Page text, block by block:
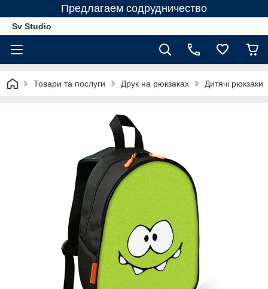
Предлагаем содрудничество
Sv Studio
Товари та послуги Друк на рюкзаках Дитячі рюкзаки